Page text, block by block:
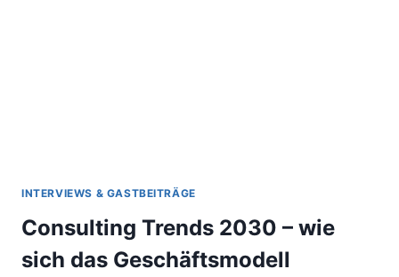
INTERVIEWS & GASTBEITRÄGE
Consulting Trends 2030 – wie
sich das Geschäftsmodell